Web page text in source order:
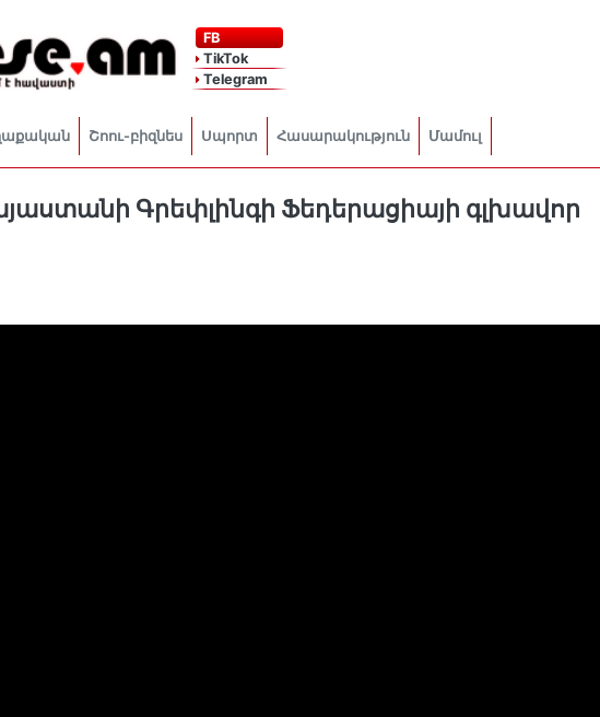
FB
TikTok
Telegram
Շոու-բիզնես Սպորտ Հասարակություն Մամուլ
Գրեփլինգի Ֆեդերացիայի գլխավոր